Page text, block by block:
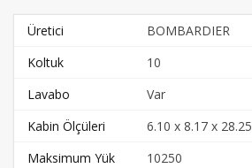
Üretici
BOMBARDIER
Koltuk
10
Lavabo
Var
Kabin Ölçüleri
6.10 x 8.17 x 28.25
Maksimum Yük
10250